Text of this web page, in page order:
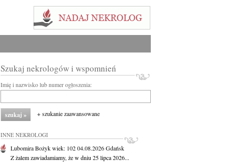
Szukaj nekrologów i wspomnień
Imię i nazwisko lub numer ogłoszenia:
+ szukanie zaawansowane
INNE NEKROLOGI
Lubomira Bożykwiek: 10204.08.2026Gdańsk
Z żalem zawiadamiamy, że w dniu 25 lipca 2026...